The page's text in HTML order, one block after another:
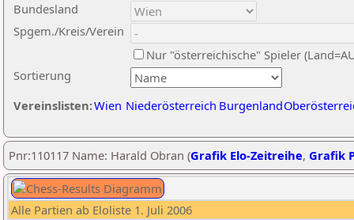
Sortierung
Bundesland
Spgem./Kreis/Verein
Nur "österreichische" Spieler
Vereinslisten:Wien Niederösterreich Burgenland
Pnr:110117 Name: Harald Obran (Grafik Elo-Zeitreihe, Grafik
Alle Partien ab Eloliste 1. Juli 2006